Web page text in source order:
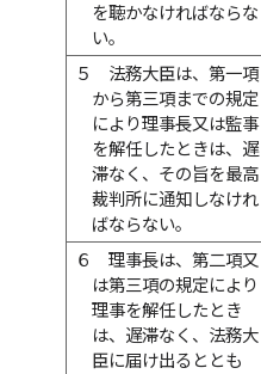
を聴かなければならな
い。
５
法務大臣は、第一項
から第三項までの規定
により理事長又は監事
を解任したときは、遅
滞なく、その旨を最高
裁判所に通知しなけれ
ばならない。
６
理事長は、第二項又
は第三項の規定により
理事を解任したとき
は、遅滞なく、法務大
臣に届け出るととも